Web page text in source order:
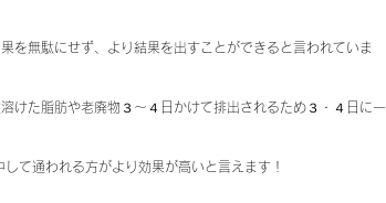
を無駄にせず、より結果を出すことができると言われていま
けた脂肪や老廃物３～４日かけて排出されるため３・４日に一
て通われる方がより効果が高いと言えます！